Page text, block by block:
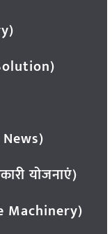
योजनाएं)
Machinery)